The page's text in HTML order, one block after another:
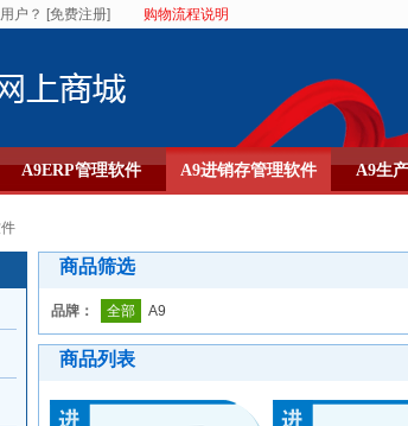
户？ [免费注册] 购物流程说明
A9ERP管理软件 A9进销存管理软件 A9生
商品筛选
品牌： 全部 A9
商品列表